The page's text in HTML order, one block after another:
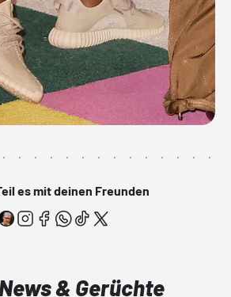
es mit deinen Freunden
& Gerüchte